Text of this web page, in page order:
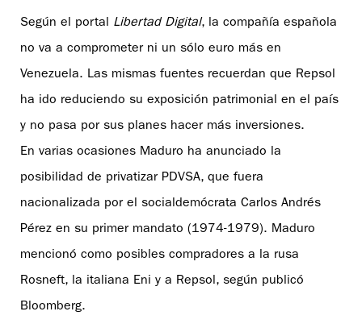
Según el portal Libertad Digital, la compañía española
no va a comprometer ni un sólo euro más en
Venezuela. Las mismas fuentes recuerdan que Repsol
ha ido reduciendo su exposición patrimonial en el país
y no pasa por sus planes hacer más inversiones.
En varias ocasiones Maduro ha anunciado la
posibilidad de privatizar PDVSA, que fuera
nacionalizada por el socialdemócrata Carlos Andrés
Pérez en su primer mandato (1974-1979). Maduro
mencionó como posibles compradores a la rusa
Rosneft, la italiana Eni y a Repsol, según publicó
Bloomberg.